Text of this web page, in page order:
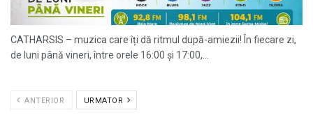
CATHARSIS – muzica care îți dă ritmul după-amiezii! În fiecare zi,
de luni până vineri, între orele 16:00 și 17:00,...
ANTERIOR URMATOR